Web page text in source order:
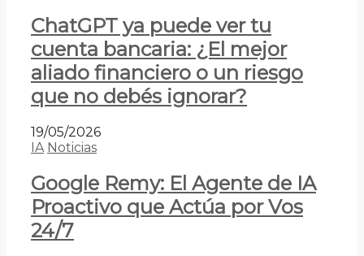
ChatGPT ya puede ver tu
cuenta bancaria: ¿El mejor
aliado financiero o un riesgo
que no debés ignorar?
19/05/2026
IA Noticias
Google Remy: El Agente de IA
Proactivo que Actúa por Vos
24/7